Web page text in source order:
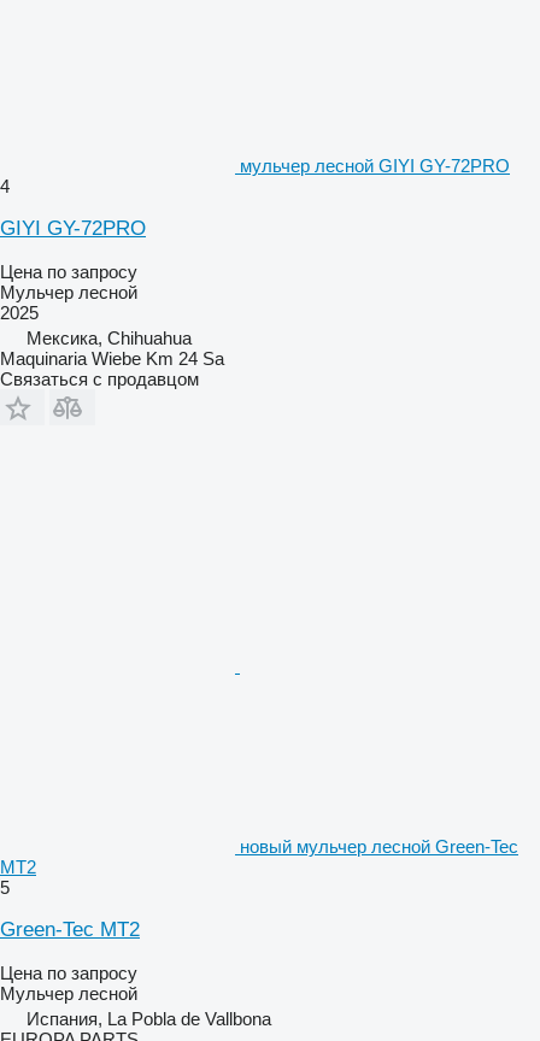
мульчер лесной GIYI GY-72PRO
4
GIYI GY-72PRO
Цена по запросу
Мульчер лесной
2025
Мексика, Chihuahua
Maquinaria Wiebe Km 24 Sa
Связаться с продавцом
новый мульчер лесной Green-Tec
MT2
5
Green-Tec MT2
Цена по запросу
Мульчер лесной
Испания, La Pobla de Vallbona